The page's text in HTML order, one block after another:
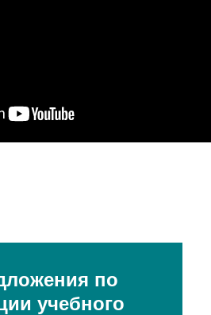
по
учебного